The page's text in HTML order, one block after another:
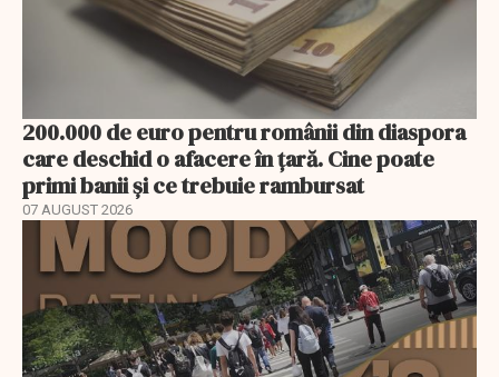
200.000 de euro pentru românii din diaspora
care deschid o afacere în țară. Cine poate
primi banii și ce trebuie rambursat
07 AUGUST 2026